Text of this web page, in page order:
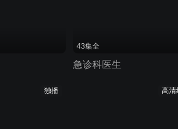
43集全
急诊科医生
独播 高清